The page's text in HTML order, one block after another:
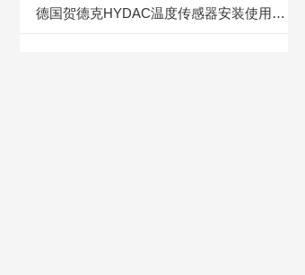
德国贺德克HYDAC温度传感器安装使用方法